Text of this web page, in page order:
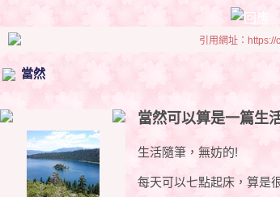
引用網址：
當然
當然可以算是一篇生
生活隨筆，無妨的!
每天可以七點起床，算是